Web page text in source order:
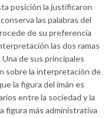
posición la justificaron
las palabras del
de su preferencia
las dos ramas
de sus principales
sobre la interpretación de
la figura del imán es
entre la sociedad y la
figura más administrativa